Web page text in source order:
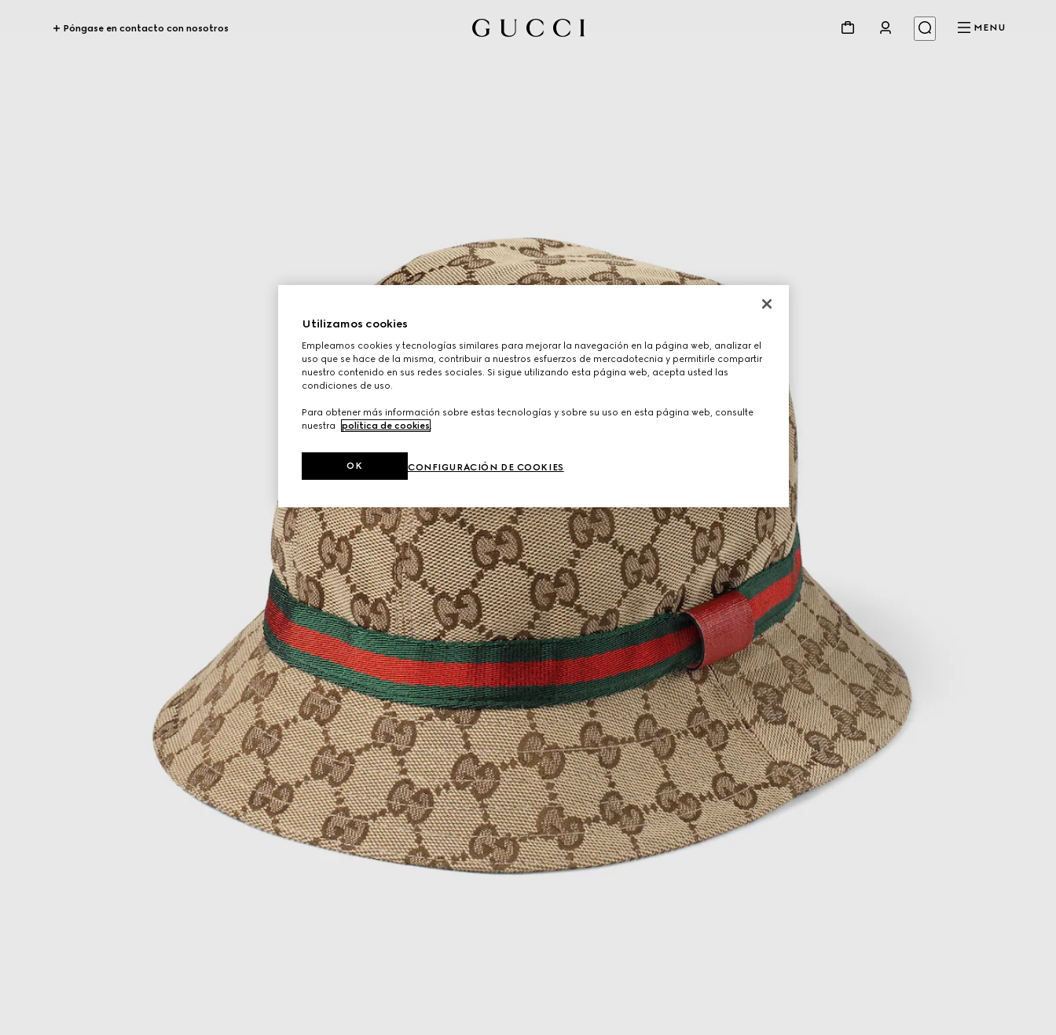
Póngase en contacto con nosotros MENU
Utilizamos cookies
Empleamos cookies y tecnologías similares para mejorar la navegación en la página web, analizar el
uso que se hace de la misma, contribuir a nuestros esfuerzos de mercadotecnia y permitirle compartir
nuestro contenido en sus redes sociales. Si sigue utilizando esta página web, acepta usted las
condiciones de uso.
Para obtener más información sobre estas tecnologías y sobre su uso en esta página web, consulte
nuestra
política de cookies.
CONFIGURACIÓN DE COOKIES
OK